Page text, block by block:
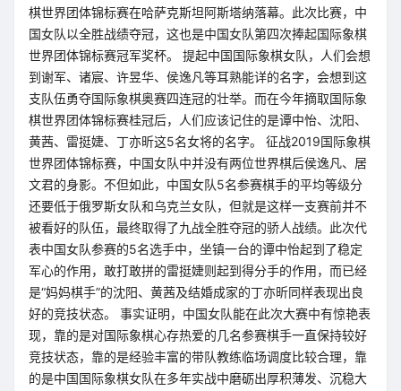
棋世界团体锦标赛在哈萨克斯坦阿斯塔纳落幕。此次比赛，中
国女队以全胜战绩夺冠，这也是中国女队第四次捧起国际象棋
世界团体锦标赛冠军奖杯。 提起中国国际象棋女队，人们会想
到谢军、诸宸、许昱华、侯逸凡等耳熟能详的名字，会想到这
支队伍勇夺国际象棋奥赛四连冠的壮举。而在今年摘取国际象
棋世界团体锦标赛桂冠后，人们应该记住的是谭中怡、沈阳、
黄茜、雷挺婕、丁亦昕这5名女将的名字。 征战2019国际象棋
世界团体锦标赛，中国女队中并没有两位世界棋后侯逸凡、居
文君的身影。不但如此，中国女队5名参赛棋手的平均等级分
还要低于俄罗斯女队和乌克兰女队，但就是这样一支赛前并不
被看好的队伍，最终取得了九战全胜夺冠的骄人战绩。此次代
表中国女队参赛的5名选手中，坐镇一台的谭中怡起到了稳定
军心的作用，敢打敢拼的雷挺婕则起到得分手的作用，而已经
是“妈妈棋手”的沈阳、黄茜及结婚成家的丁亦昕同样表现出良
好的竞技状态。 事实证明，中国女队能在此次大赛中有惊艳表
现，靠的是对国际象棋心存热爱的几名参赛棋手一直保持较好
竞技状态，靠的是经验丰富的带队教练临场调度比较合理，靠
的是中国国际象棋女队在多年实战中磨砺出厚积薄发、沉稳大